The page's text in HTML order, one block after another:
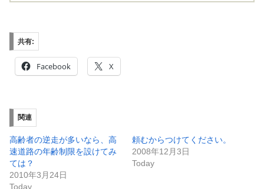
共有:
Facebook X
関連
高齢者の逆走が多いなら、高
速道路の年齢制限を設けてみ
ては？
2010年3月24日
Today
頼むからつけてください。
2008年12月3日
Today